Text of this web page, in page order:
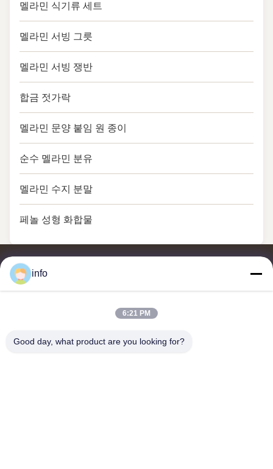
멜라민 식기류 세트
멜라민 서빙 그릇
멜라민 서빙 쟁반
합금 젓가락
멜라민 문양 붙임 원 종이
순수 멜라민 분유
멜라민 수지 분말
페놀 성형 화합물
분말, 멜라민 식기류, 멜라민 식기류, 멜라민 플레이트, 멜라민 주방
info
6:21 PM
Good day, what product are you looking for?